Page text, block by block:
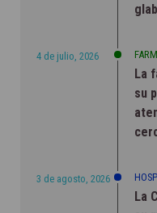
4 de julio, 2026
La
su
3 de agosto, 2026
La